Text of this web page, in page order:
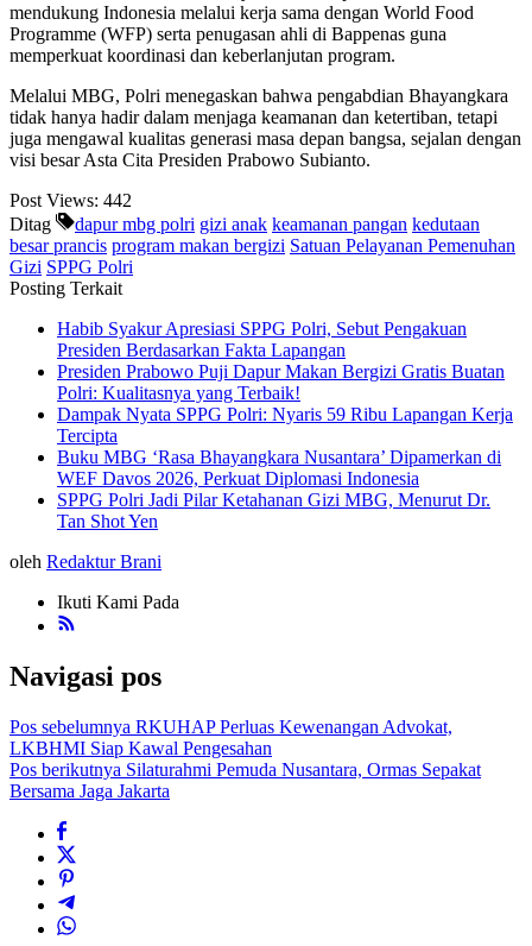
mendukung Indonesia melalui kerja sama dengan World Food
Programme (WFP) serta penugasan ahli di Bappenas guna
memperkuat koordinasi dan keberlanjutan program.
Melalui MBG, Polri menegaskan bahwa pengabdian Bhayangkara
tidak hanya hadir dalam menjaga keamanan dan ketertiban, tetapi
juga mengawal kualitas generasi masa depan bangsa, sejalan dengan
visi besar Asta Cita Presiden Prabowo Subianto.
Post Views: 442
Ditag
dapur mbg polri gizi anak keamanan pangan kedutaan
besar prancis program makan bergizi Satuan Pelayanan Pemenuhan
Gizi SPPG Polri
Posting Terkait
Habib Syakur Apresiasi SPPG Polri, Sebut Pengakuan
Presiden Berdasarkan Fakta Lapangan
Presiden Prabowo Puji Dapur Makan Bergizi Gratis Buatan
Polri: Kualitasnya yang Terbaik!
Dampak Nyata SPPG Polri: Nyaris 59 Ribu Lapangan Kerja
Tercipta
Buku MBG ‘Rasa Bhayangkara Nusantara’ Dipamerkan di
WEF Davos 2026, Perkuat Diplomasi Indonesia
SPPG Polri Jadi Pilar Ketahanan Gizi MBG, Menurut Dr.
Tan Shot Yen
oleh Redaktur Brani
Ikuti Kami Pada
Navigasi pos
Pos sebelumnya RKUHAP Perluas Kewenangan Advokat,
LKBHMI Siap Kawal Pengesahan
Pos berikutnya Silaturahmi Pemuda Nusantara, Ormas Sepakat
Bersama Jaga Jakarta